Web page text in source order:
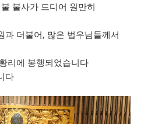
불사가 드디어 원만히
과 더불어, 많은 법우님들께서
리에 봉행되었습니다
다